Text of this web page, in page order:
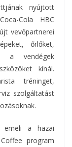
nyújtott
Cola HBC
vevőpartnerei
őrlőket,
a vendégek
kínál.
tréninget,
szolgáltatást
emeli a hazai
program